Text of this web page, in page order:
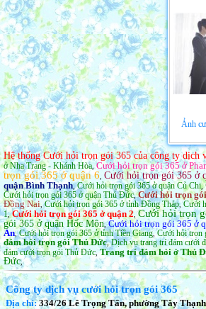
Ảnh
Hệ thống Cưới hỏi trọn gói 365 của công ty
ở Nha Trang - Khánh Hòa,Cưới hỏi trọn gói 365 ở
trọn gói 365 ở quận 6 Cưới hỏi trọn gói 365 ở
quận Bình Thạnh,Cưới hỏi trọn gói 365 ở quận Củ Chi,
Cưới hỏi trọn gói 365 ở quận Thủ Đức,Cưới hỏi trọn
Đồng Nai,Cưới hỏi trọn gói 365 ở tỉnh Đồng Tháp,Cưới
1,Cưới hỏi trọn gói 365 ở quận 2 Cưới hỏi trọn
gói 365 ở quận Hốc Môn,Cưới hỏi trọn gói 365 ở
An,Cưới hỏi trọn gói 365 ở tỉnh Tiền Giang ,Cưới hỏi trọn
đám hỏi trọn gói Thủ Đức,Dịch vụ trang trí đám cưới
đám cưới trọn gói Thủ Đức ,Trang trí đám hỏi ở Thủ
Đức,
Công ty dịch vụ cưới hỏi trọn gói 365
Địa chỉ:334/26 Lê Trọng Tấn, phường Tây